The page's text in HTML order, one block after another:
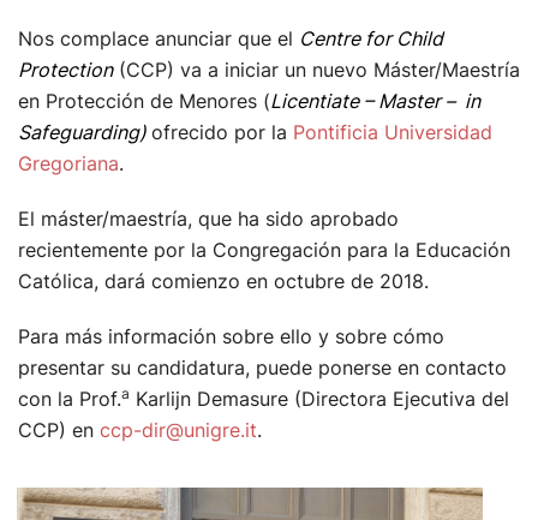
Nos complace anunciar que el Centre for Child
Protection(CCP) va a iniciar un nuevo Máster/Maestría
en Protección de Menores (Licentiate – Master – in
Safeguarding) ofrecido por la Pontificia Universidad
Gregoriana.
El máster/maestría, que ha sido aprobado
recientemente por la Congregación para la Educación
Católica, dará comienzo en octubre de 2018.
Para más información sobre ello y sobre cómo
presentar su candidatura, puede ponerse en contacto
con la Prof.a Karlijn Demasure (Directora Ejecutiva del
CCP) en ccp-dir@unigre.it.